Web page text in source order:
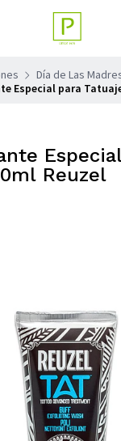
Día de Las
Especial para
Reuzel